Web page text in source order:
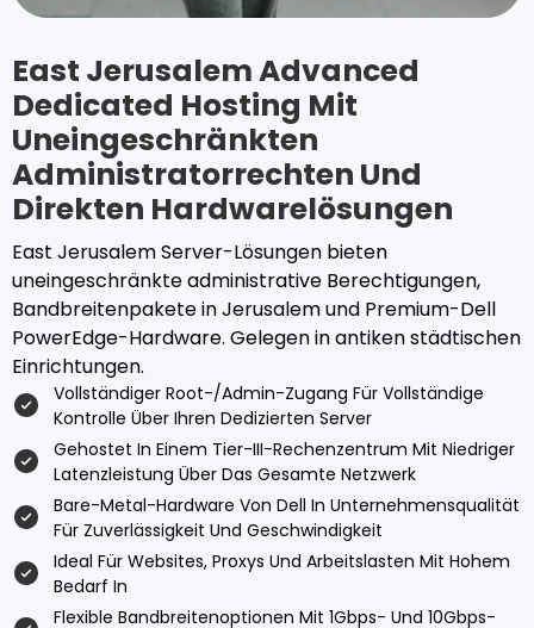
East Jerusalem Advanced
Dedicated Hosting Mit
Uneingeschränkten
Administratorrechten Und
Direkten Hardwarelösungen
East Jerusalem Server-Lösungen bieten
uneingeschränkte administrative Berechtigungen,
Bandbreitenpakete in Jerusalem und Premium-Dell
PowerEdge-Hardware. Gelegen in antiken städtischen
Einrichtungen.
Vollständiger Root-/Admin-Zugang Für Vollständige
Kontrolle Über Ihren Dedizierten Server
Gehostet In Einem Tier-III-Rechenzentrum Mit Niedriger
Latenzleistung Über Das Gesamte Netzwerk
Bare-Metal-Hardware Von Dell In Unternehmensqualität
Für Zuverlässigkeit Und Geschwindigkeit
Ideal Für Websites, Proxys Und Arbeitslasten Mit Hohem
Bedarf In
Flexible Bandbreitenoptionen Mit 1Gbps- Und 10Gbps-